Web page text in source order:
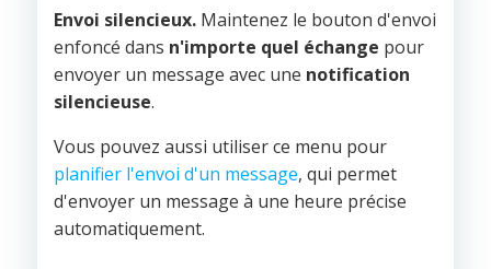
Envoi silencieux. Maintenez le bouton d'envoi
enfoncé dans n'importe quel échange pour
envoyer un message avec une notification
silencieuse.
Vous pouvez aussi utiliser ce menu pour
planifier l'envoi d'un message, qui permet
d'envoyer un message à une heure précise
automatiquement.